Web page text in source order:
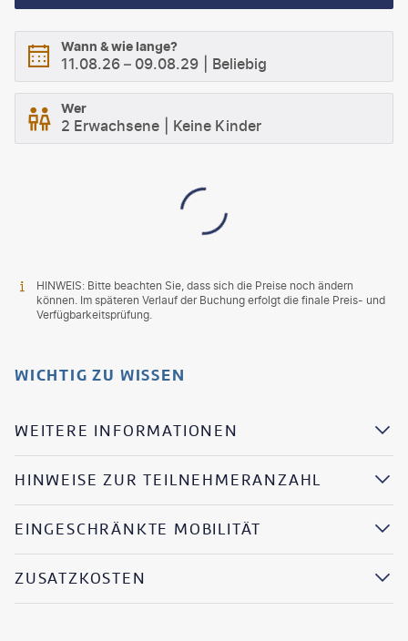
Wann & wie lange?
11.08.26 – 09.08.29 Beliebig
Wer
2 Erwachsene Keine Kinder
HINWEIS: Bitte beachten Sie, dass sich die Preise noch ändern
können. Im späteren Verlauf der Buchung erfolgt die finale Preis- und
Verfügbarkeitsprüfung.
WICHTIG ZU WISSEN
WEITERE INFORMATIONEN
HINWEISE ZUR TEILNEHMERANZAHL
EINGESCHRÄNKTE MOBILITÄT
ZUSATZKOSTEN